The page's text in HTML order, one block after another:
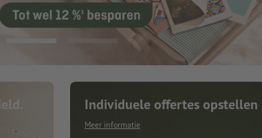
Individuele offertes opstellen
Meer informatie